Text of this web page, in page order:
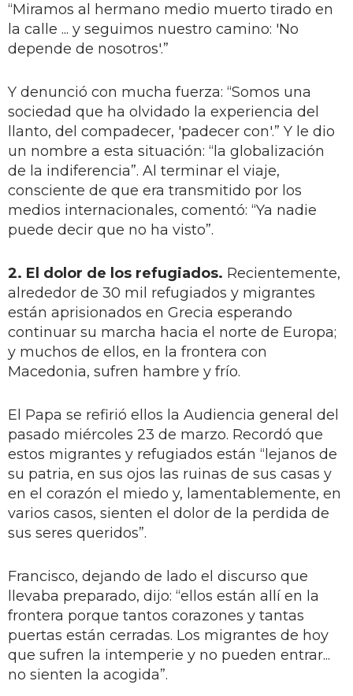
“Miramos al hermano medio muerto tirado en
la calle ... y seguimos nuestro camino: 'No
depende de nosotros'.”
Y denunció con mucha fuerza: “Somos una
sociedad que ha olvidado la experiencia del
llanto, del compadecer, 'padecer con'.” Y le dio
un nombre a esta situación: “la globalización
de la indiferencia”. Al terminar el viaje,
consciente de que era transmitido por los
medios internacionales, comentó: “Ya nadie
puede decir que no ha visto”.
2. El dolor de los refugiados. Recientemente,
alrededor de 30 mil refugiados y migrantes
están aprisionados en Grecia esperando
continuar su marcha hacia el norte de Europa;
y muchos de ellos, en la frontera con
Macedonia, sufren hambre y frío.
El Papa se refirió ellos la Audiencia general del
pasado miércoles 23 de marzo. Recordó que
estos migrantes y refugiados están “lejanos de
su patria, en sus ojos las ruinas de sus casas y
en el corazón el miedo y, lamentablemente, en
varios casos, sienten el dolor de la perdida de
sus seres queridos”.
Francisco, dejando de lado el discurso que
llevaba preparado, dijo: “ellos están allí en la
frontera porque tantos corazones y tantas
puertas están cerradas. Los migrantes de hoy
que sufren la intemperie y no pueden entrar...
no sienten la acogida”.